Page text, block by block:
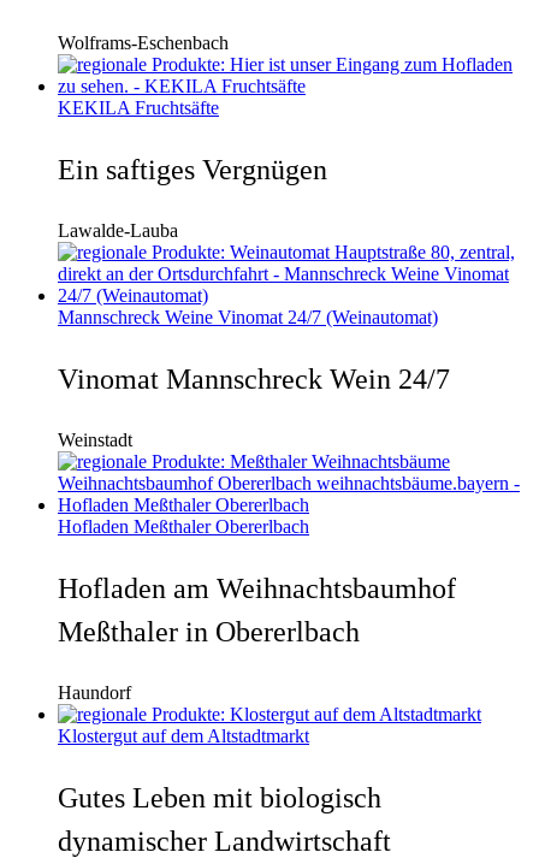
Wolframs-Eschenbach
KEKILA Fruchtsäfte
Ein saftiges Vergnügen
Lawalde-Lauba
Mannschreck Weine Vinomat 24/7 (Weinautomat)
Vinomat Mannschreck Wein 24/7
Weinstadt
Hofladen Meßthaler Obererlbach
Hofladen am Weihnachtsbaumhof
Meßthaler in Obererlbach
Haundorf
Klostergut auf dem Altstadtmarkt
Gutes Leben mit biologisch
dynamischer Landwirtschaft